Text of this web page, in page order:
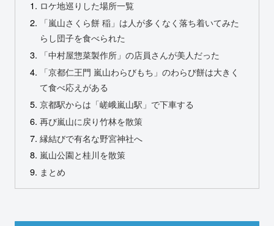
ロケ地巡りした場所一覧
「嵐山さくら餅 稲」は人が多くなく落ち着いてみた
らし団子を食べられた
「中村屋惣菜製作所」の店員さんが美人だった
「京都仁王門 嵐山わらびもち」のわらび餅は大きく
て食べ応えがある
京都駅からは「嵯峨嵐山駅」で下車する
再び嵐山に戻り竹林を散策
縁結びで有名な野宮神社へ
嵐山公園と桂川を散策
まとめ